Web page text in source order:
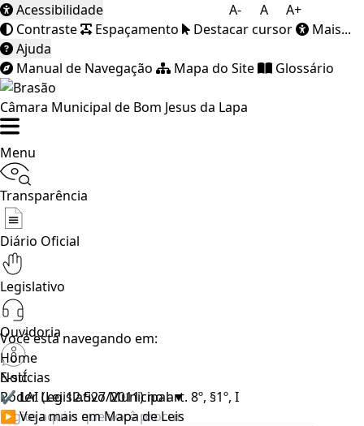
A- A A+
Acessibilidade
Contraste
Espaçamento Destacar cursor
Mais...
Ajuda
Manual de Navegação
Mapa do Site Glossário
Câmara Municipal de Bom Jesus da Lapa
Menu
Transparência
Diário Oficial
Legislativo
Ouvidoria
E-sic
Poder Legislativo Municipal▼
Você está navegando em:
Home
NotÍcias
✔ LAI (Lei 12.527/2011) no art. 8º, §1º, I
▶ Veja mais em Mapa de Leis